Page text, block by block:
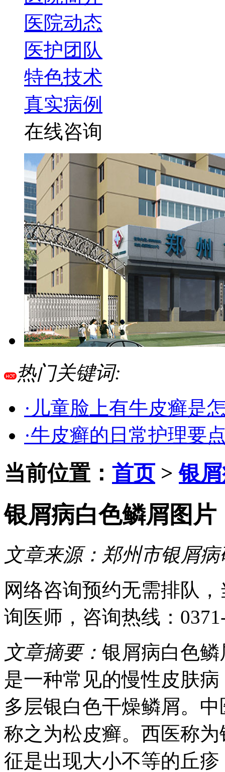
医院动态
医护团队
特色技术
真实病例
在线咨询
热门关键词:
·儿童脸上有牛皮癣是
·牛皮癣的日常护理要
当前位置： 首页>银
银屑病白色鳞屑图片
文章来源： 郑州市银屑
网络咨询预约无需排队
询医师 ，咨询热线：
文章摘要： 银屑病白色
是一种常见的慢性皮肤
多层银白色干燥鳞屑。
称之为松皮癣。西医称
征是出现大小不等的丘